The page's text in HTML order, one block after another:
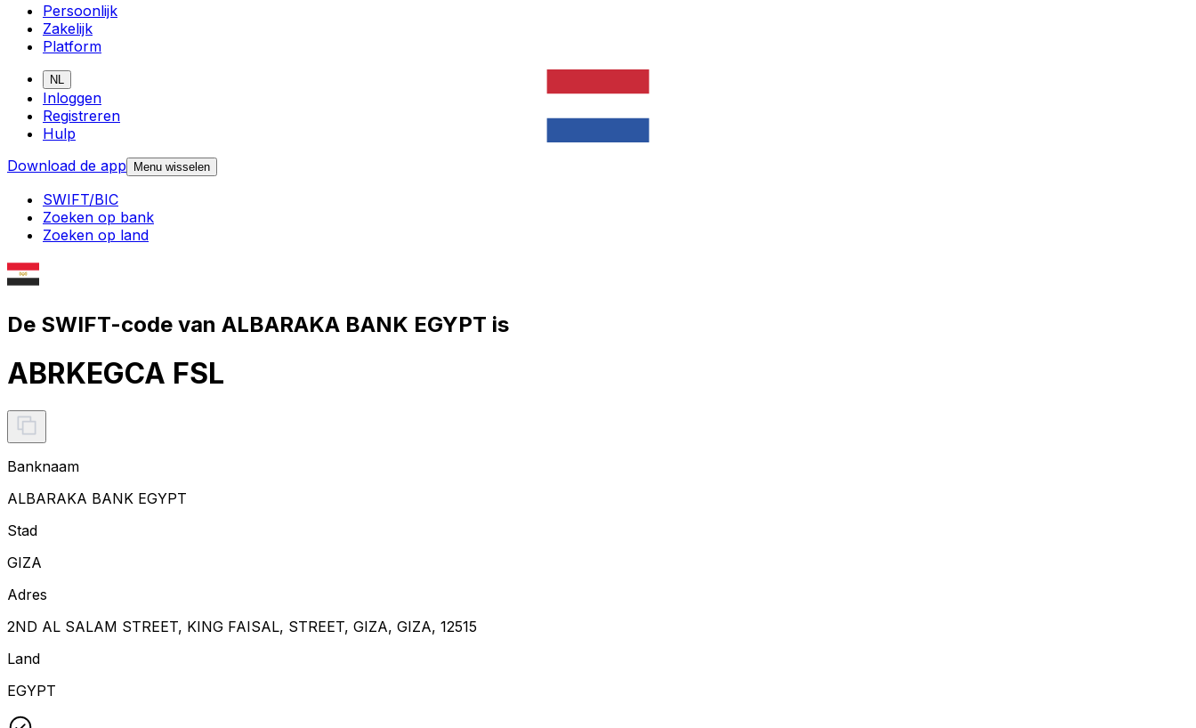
Persoonlijk
Zakelijk
Platform
NL
Inloggen
Registreren
Hulp
Download de app
Menu wisselen
SWIFT/BIC
Zoeken op bank
Zoeken op land
De SWIFT-code van ALBARAKA BANK EGYPT is
ABRKEGCA FSL
Banknaam
ALBARAKA BANK EGYPT
Stad
GIZA
Adres
2ND AL SALAM STREET, KING FAISAL, STREET, GIZA, GIZA, 12515
Land
EGYPT